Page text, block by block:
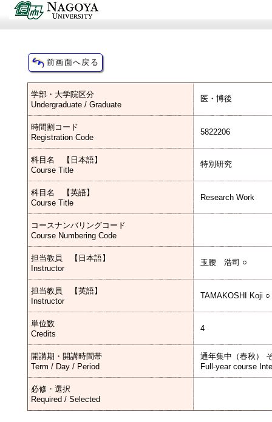
学部・大学院区分
Undergraduate / Graduate
医・博後
時間割コード
Registration Code
5822206
科目名 【日本語】
Course Title
特別研究
科目名 【英語】
Course Title
Research Work
コースナンバリングコード
Course Numbering Code
担当教員 【日本語】
Instructor
玉腰 浩司 ○
担当教員 【英語】
Instructor
TAMAKOSHI Koji ○
単位数
Credits
4
開講期・開講時間帯
Term / Day / Period
通年集中（春秋）
Full-year course
必修・選択
Required / Selected